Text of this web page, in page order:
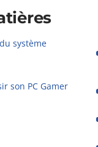
système
son PC Gamer